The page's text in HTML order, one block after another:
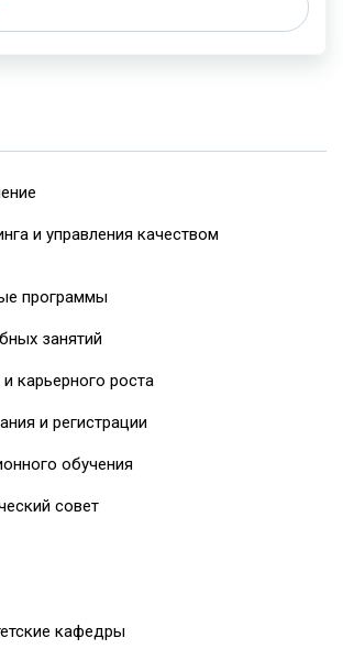
и управления качеством
программы
занятий
карьерного роста
и регистрации
обучения
совет
кафедры